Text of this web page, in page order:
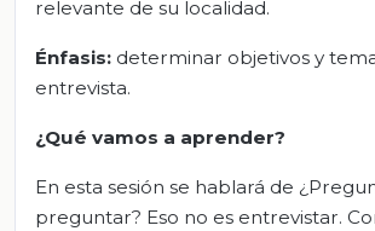
relevante de su localidad.
Énfasis: determinar objetivos y
entrevista.
¿Qué vamos a aprender?
En esta sesión se hablará de
preguntar? Eso no es entrevistar.